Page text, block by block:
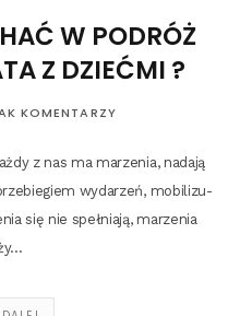
W PODRÓŻ
Z DZIEĆMI ?
KOMENTARZY
z nas ma marze­nia, nada­ją
wyda­rzeń, mobi­li­zu­
się nie speł­nia­ją, marze­nia